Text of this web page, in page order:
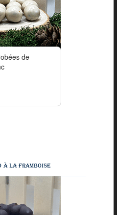
de
à la framboise